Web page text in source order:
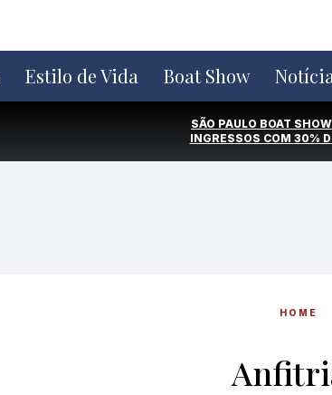
Estilo de Vida Boat Show
SÃO PAULO BOAT
INGRESSOS COM 30%
HOME